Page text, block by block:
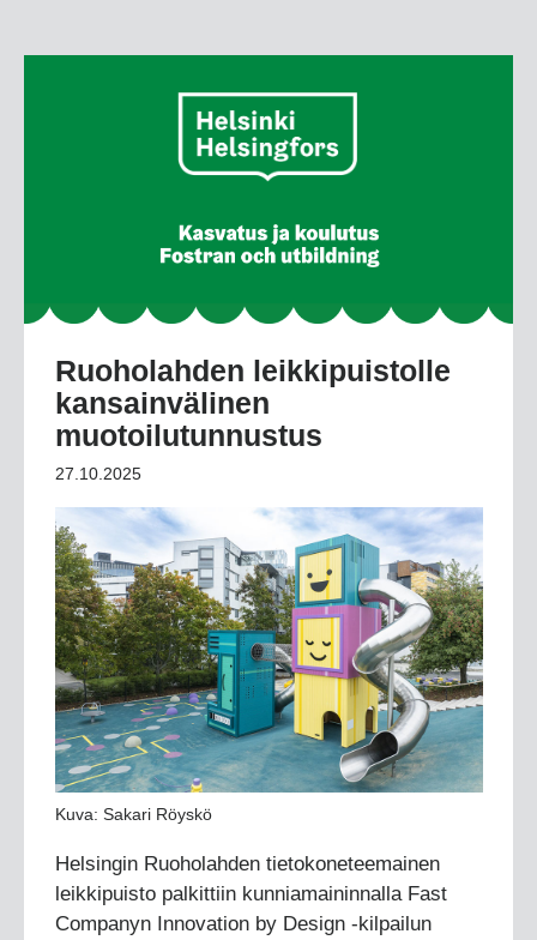
Ruoholahden leikkipuistolle
kansainvälinen
muotoilutunnustus
27.10.2025
Kuva: Sakari Röyskö
Helsingin Ruoholahden tietokoneteemainen
leikkipuisto palkittiin kunniamaininnalla Fast
Companyn Innovation by Design -kilpailun